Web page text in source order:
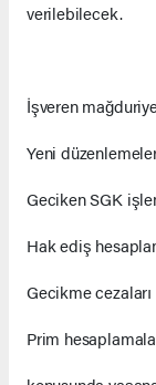
verilebilecek.
İşveren
Yeni
Geciken SGK
Hak ediş
Gecikme cezaları
Prim